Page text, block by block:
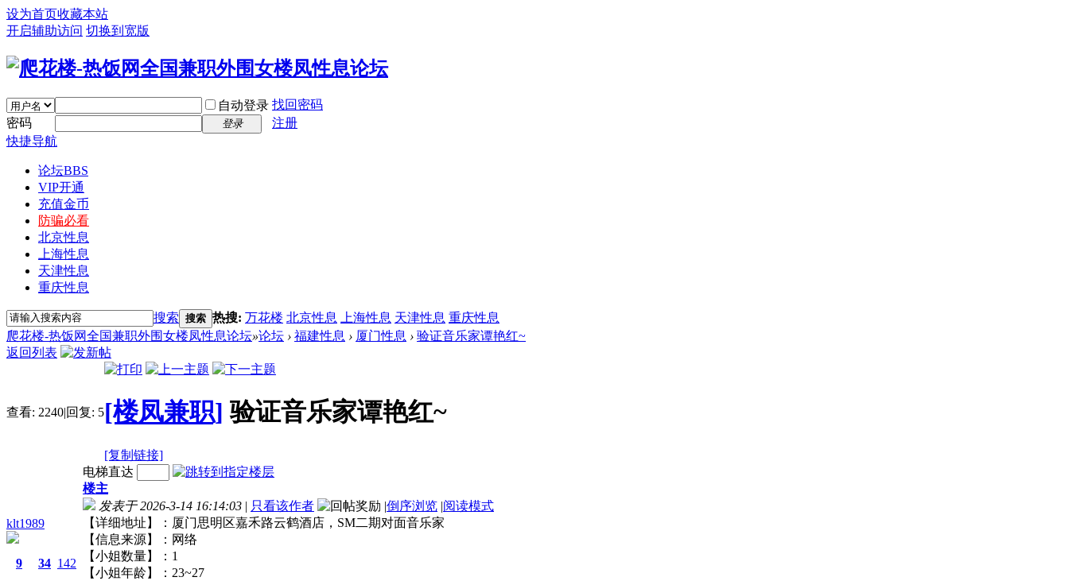
设为首页收藏本站
开启辅助访问 切换到宽版
自动登录 找回密码
密码
登录
注册
快捷导航
论坛BBS
VIP开通
充值金币
防骗必看
北京性息
上海性息
天津性息
重庆性息
搜索 搜索 热搜: 万花楼 北京性息 上海性息 天津性息 重庆性息
爬花楼-热饭网全国兼职外围女楼凤性息论坛»论坛 › 福建性息 › 厦门性息 › 验证音乐家谭艳红~
返回列表
查看: 2240|回复: 5[楼凤兼职] 验证音乐家谭艳红~
[复制链接]
klt1989
9 34 142
电梯直达
楼主
发表于 2026-3-14 16:14:03 | 只看该作者 |倒序浏览 |阅读模式
【详细地址】：厦门思明区嘉禾路云鹤酒店，SM二期对面音乐家
【信息来源】：网络
【小姐数量】：1
【小姐年龄】：23~27